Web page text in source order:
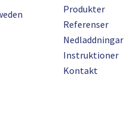
Produkter
Referenser
Nedladdningar
Instruktioner
Kontakt